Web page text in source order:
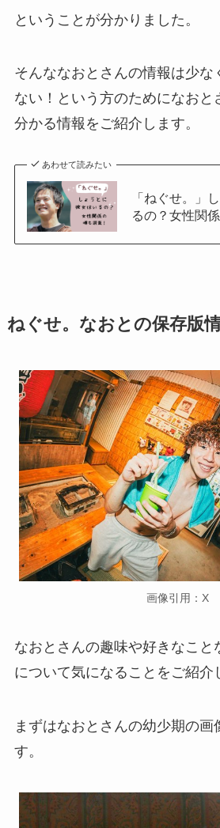
ということが分かりました。
そんななおとさんの情報は少な
ない！という方のためになおと
分かる情報をご紹介します。
あわせて読みたい
「ねぐせ。」
るの？女性関
ねぐせ。なおとの保存版
画像引用：X
なおとさんの趣味や好きなこと
について気になることをご紹介
まずはなおとさんの幼少期の画
す。